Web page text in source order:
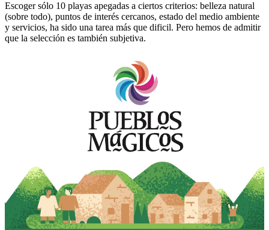
Escoger sólo 10 playas apegadas a ciertos criterios: belleza natural
(sobre todo), puntos de interés cercanos, estado del medio ambiente
y servicios, ha sido una tarea más que dificil. Pero hemos de admitir
que la selección es también subjetiva.